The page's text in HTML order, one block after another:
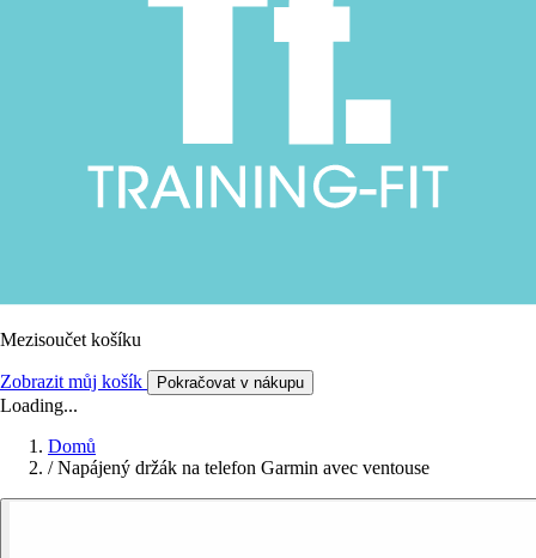
Mezisoučet košíku
Zobrazit můj košík Pokračovat v nákupu
Loading...
Domů
/ Napájený držák na telefon Garmin avec ventouse